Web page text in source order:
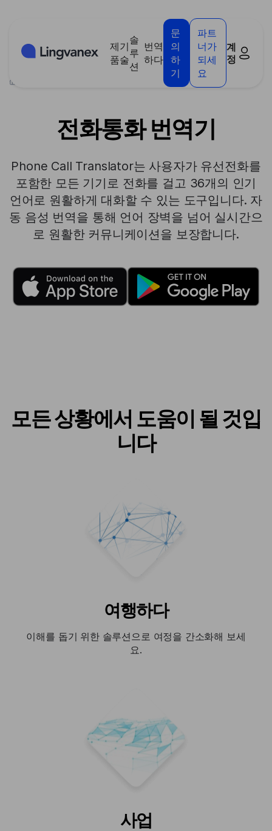
제
품
기
술
솔
루
션
번역
하다
문
의
하
기
파트
너가
되세
요
계
정
전화통화 번역기
Phone Call Translator는 사용자가 유선전화를
포함한 모든 기기로 전화를 걸고 36개의 인기
언어로 원활하게 대화할 수 있는 도구입니다. 자
동 음성 번역을 통해 언어 장벽을 넘어 실시간으
로 원활한 커뮤니케이션을 보장합니다.
모든 상황에서 도움이 될 것입
니다
여행하다
이해를 돕기 위한 솔루션으로 여정을 간소화해 보세
요.
사업